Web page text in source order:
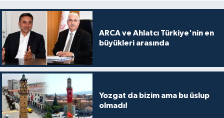
ARCA ve Ahlatcı Türkiye'nin en
büyükleri arasında
Yozgat da bizim ama bu üslup
olmadı!